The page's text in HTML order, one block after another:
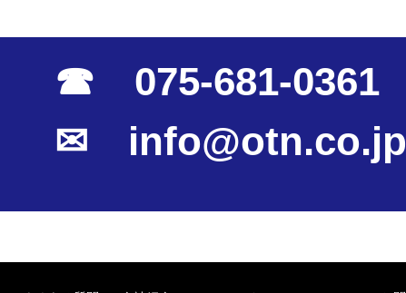
075-681-0361
info@otn.co.jp